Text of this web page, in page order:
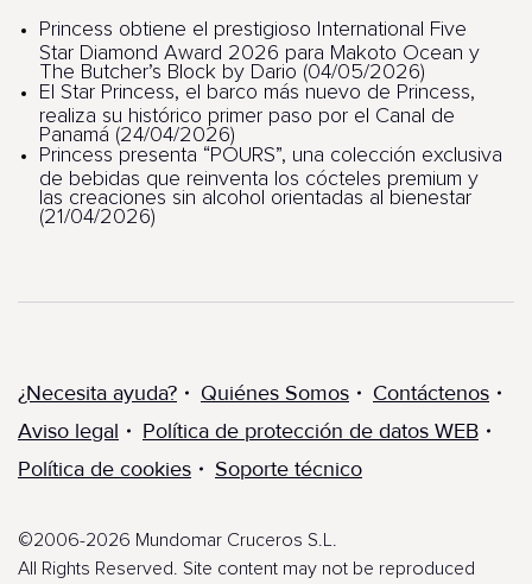
Princess obtiene el prestigioso International Five
Star Diamond Award 2026 para Makoto Ocean y
The Butcher’s Block by Dario (04/05/2026)
El Star Princess, el barco más nuevo de Princess,
realiza su histórico primer paso por el Canal de
Panamá (24/04/2026)
Princess presenta “POURS”, una colección exclusiva
de bebidas que reinventa los cócteles premium y
las creaciones sin alcohol orientadas al bienestar
(21/04/2026)
¿Necesita ayuda? Quiénes Somos
Contáctenos
Aviso legal
Política de protección de datos WEB
Política de cookies
Soporte técnico
©2006-2026 Mundomar Cruceros S.L.
All Rights Reserved. Site content may not be reproduced